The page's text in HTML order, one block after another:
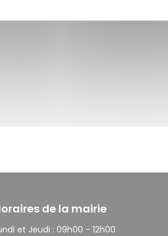
de la mairie
et Jeudi : 09h00 - 12h00